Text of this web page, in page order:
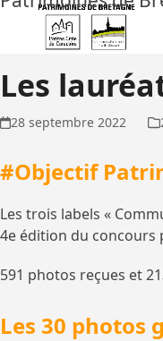
Skip
content
Les
28 septembre 2022
#Objectif
Les trois labels «
4e édition du concours
591 photos reçues et
Les 30 photos